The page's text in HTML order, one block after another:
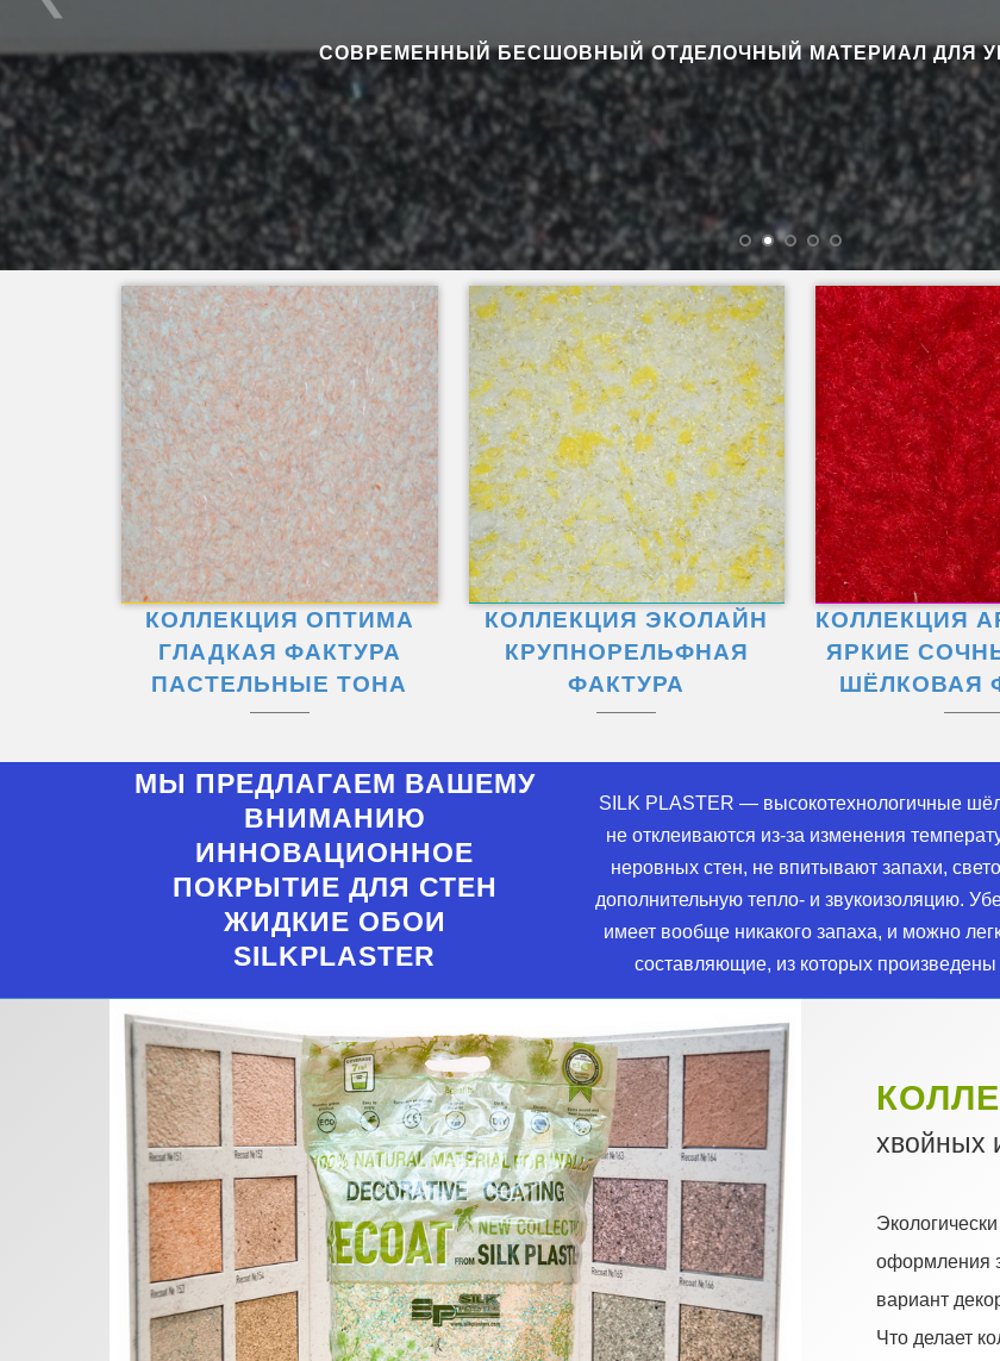
CОВРЕМЕННЫЙ БЕСШОВНЫЙ ОТДЕЛОЧНЫЙ МАТЕРИАЛ ДЛЯ
КОЛЛЕКЦИЯ ОПТИМА
ГЛАДКАЯ ФАКТУРА
ПАСТЕЛЬНЫЕ ТОНА
КОЛЛЕКЦИЯ ЭКОЛАЙН
КРУПНОРЕЛЬФНАЯ
ФАКТУРА
КОЛЛЕКЦИЯ
ЯРКИЕ
ШЁЛКОВАЯ
МЫ ПРЕДЛАГАЕМ ВАШЕМУ
ВНИМАНИЮ
ИННОВАЦИОННОЕ
ПОКРЫТИЕ ДЛЯ СТЕН
ЖИДКИЕ ОБОИ
SILKPLASTER
SILK PLASTER — высокотехнологичные
не отклеиваются из-за изменения
неровных стен, не впитывают запахи,
дополнительную тепло- и звукоизоляцию.
имеет вообще никакого запаха, и можно
составляющие, из которых
хвойных
оформления
вариант
Что делает